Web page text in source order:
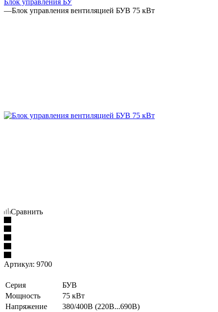
—Блок управления вентиляцией БУВ 75 кВт
Сравнить
Артикул: 9700
Серия
БУВ
Мощность
75 кВт
Напряжение
380/400В (220В...690В)